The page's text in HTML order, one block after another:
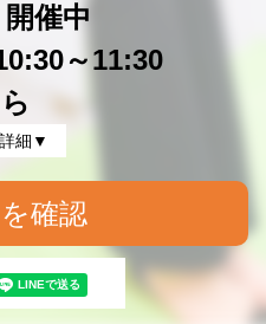
開催中
～11:30
細▼
確認